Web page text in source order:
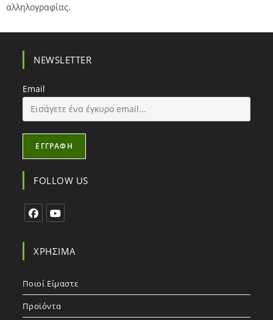
αλληλογραφίας.
NEWSLETTER
Email
FOLLOW US
ΧΡΉΣΙΜΑ
Ποιοί Είμαστε
Προϊόντα